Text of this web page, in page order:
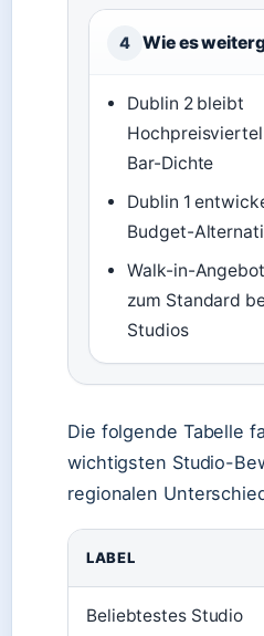
4 Wie es
Dublin 2 bleibt
Bar-Dichte
Dublin 1
Budget-
Walk-in-
zum Standard
Studios
Die folgende Tabelle
wichtigsten Studio-
regionalen
LABEL
Beliebtestes Studio